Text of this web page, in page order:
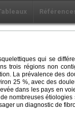
qui se
trois régions non
La prévalence des
25 %, avec des
dans les pays en
nombreuses
un diagnostic de